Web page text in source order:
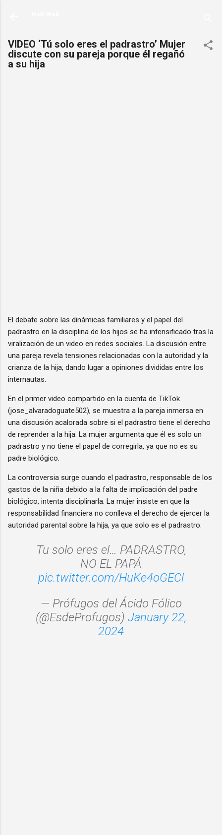
VIDEO ‘Tú solo eres el padrastro’ Mujer
discute con su pareja porque él regañó
a su hija
El debate sobre las dinámicas familiares y el papel del
padrastro en la disciplina de los hijos se ha intensificado tras la
viralización de un video en redes sociales. La discusión entre
una pareja revela tensiones relacionadas con la autoridad y la
crianza de la hija, dando lugar a opiniones divididas entre los
internautas.
En el primer video compartido en la cuenta de TikTok
(jose_alvaradoguate502), se muestra a la pareja inmersa en
una discusión acalorada sobre si el padrastro tiene el derecho
de reprender a la hija. La mujer argumenta que él es solo un
padrastro y no tiene el papel de corregirla, ya que no es su
padre biológico.
La controversia surge cuando el padrastro, responsable de los
gastos de la niña debido a la falta de implicación del padre
biológico, intenta disciplinarla. La mujer insiste en que la
responsabilidad financiera no conlleva el derecho de ejercer la
autoridad parental sobre la hija, ya que solo es el padrastro.
Tu solo eres el… PADRASTRO,
NO EL PAPÁ
pic.twitter.com/HuKe4oGECl
— Prófugos del Ácido Fólico
(@EsdeProfugos) January 22,
2024